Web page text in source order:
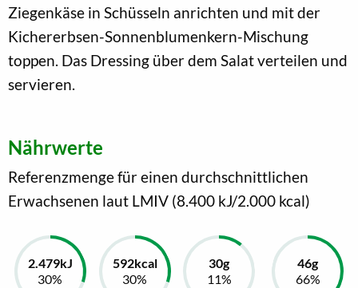
Ziegenkäse in Schüsseln anrichten und mit der
Kichererbsen-Sonnenblumenkern-Mischung
toppen. Das Dressing über dem Salat verteilen und
servieren.
Nährwerte
Referenzmenge für einen durchschnittlichen
Erwachsenen laut LMIV (8.400 kJ/2.000 kcal)